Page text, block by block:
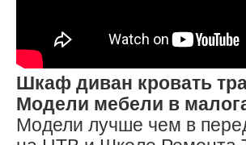
Шкаф диван кровать
Модели мебели в
Модели лучше чем в